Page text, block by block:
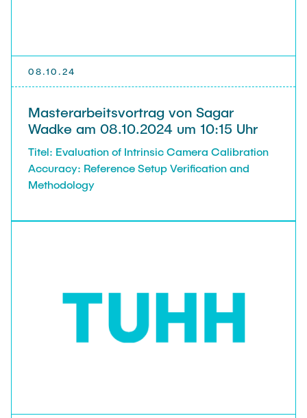
08.10.24
Masterarbeitsvortrag von Sagar
Wadke am 08.10.2024 um 10:15 Uhr
Titel: Evaluation of Intrinsic Camera Calibration
Accuracy: Reference Setup Verification and
Methodology